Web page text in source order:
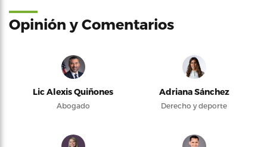
Opinión y Comentarios
Lic Alexis Quiñones
Abogado
Adriana Sánchez
Derecho y deporte